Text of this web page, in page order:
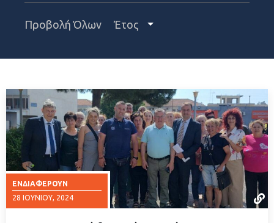
Προβολή Όλων Έτος
ΕΝΔΙΑΦΈΡΟΥΝ
28 ΙΟΥΝΊΟΥ, 2024